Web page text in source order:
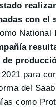
con el
National
para
del
como